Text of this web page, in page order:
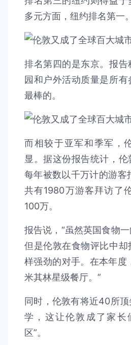
多元方面，纽约排名第一。
排名第四的是东京。报
园和户外活动质量是所
最棒的。
而相较于亚军和季军，
显。据这份报告统计，伦
每年被数以千万计的游客
共有1980万游客拜访了
100万。
报告说，“虽然英国食物一
但是伦敦在食物评比中
样强劲的对手。在本年度
米其林星级餐厅。”
同时，伦敦有将近40所
学，这让伦敦成了家长
区”。